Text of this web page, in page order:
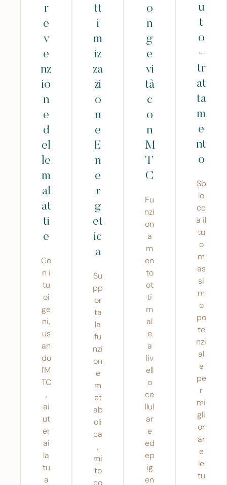
r
e
v
e
nz
io
n
e
d
el
le
m
al
at
ti
e
Co
n i
tu
oi
ge
ni,
us
an
do
l'M
TC
,
ai
ut
er
ai
la
tu
a
tt
i
m
iz
za
zi
o
n
e
E
n
e
r
g
et
ic
a
Su
pp
or
ta
la
fu
nzi
on
e
m
et
ab
oli
ca
,
mi
to
co
o
n
g
e
vi
tà
c
o
n
M
T
C
Fu
nzi
on
a
m
en
to
ot
ti
m
al
e
a
liv
ell
o
ce
llul
ar
e
ed
ep
ig
en
u
t
o
-
tr
at
ta
m
e
nt
o
Sb
lo
cc
a il
tu
o
m
as
si
m
o
po
te
nzi
al
e
pe
r
mi
gli
or
ar
e
le
tu